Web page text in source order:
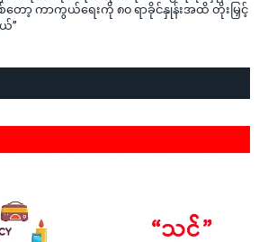
စ်တော့ ကာကွယ်ရေးကို ၈၀ ရာခိုင်နှုန်းအထိ တိုးမြှင့်
”